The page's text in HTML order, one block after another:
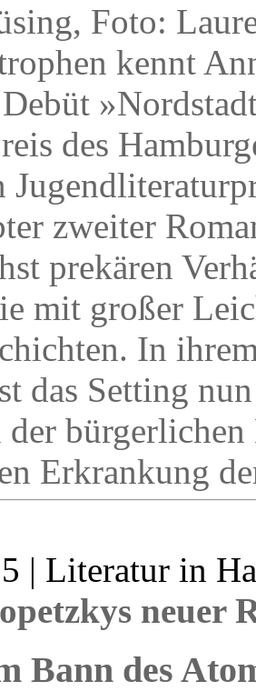
Foto:
kennt
des
zweiter
prekären
mit großer
In
das Setting
Erkrankung
| Literatur in
neuer
Bann des